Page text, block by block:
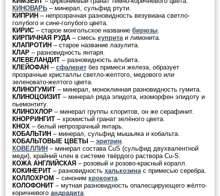
КИНОВАРЬ – минерал, сульфид ртути.
КИПРИН – непрозрачная разновидность везувиана светло-
голубого и сине-голубого цвета.
КИРИС – старое монгольское название бирюзы.
КИРПИЧНАЯ РУДА – смесь купритаи лимонита.
КЛАПРОТИН – старое название лазулита.
КЛАР – разновидность янтаря.
КЛЕВЕЛАНДИТ – разновидность альбита.
КЛЕЙОФАН – сфалерит без примеси железа, образует
прозрачные кристаллы светло-желтого, медового или
зеленовато-желтого цвета.
КЛИНОГУМИТ – минерал, моноклинная разновидность гумита.
КЛИНОЦОИЗИТ – минерал ряда эпидота, изоморфен эпидоту и
пьемонтиту.
КЛИНОХЛОР – минерал группы хлоритов, он же серафинит.
КНОРРИНГИТ – хромистый гранат зелёного цвета.
КНОХ – белый непрозрачный янтарь.
КОБАЛЬТИН – минерал, сульфид мышьяка и кобальта.
КОБАЛЬТОВЫЕ ЦВЕТЫ – эритрин.
КОВЕЛЛИН – минерал состава CuS (сульфид двухвалентной
меди), крайний член в системе твёрдого раствора Cu-S.
КОЖА АНГЛИЙСКАЯ – розовый и розово-красный коралл.
КОКИНЕРИТ – разновидность халькозинас примесью серебра.
КОЛЛОХРОМ – синоним крокоита.
КОЛОФОНИТ – мутная разновидность опалесцирующего жёлто-
коричневого андрадита.